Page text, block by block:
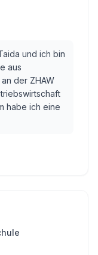
und ich bin
aus
der ZHAW
habe ich eine